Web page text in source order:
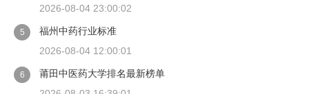
2026-08-04 23:00:02
5
福州中药行业标准
2026-08-04 12:00:01
6
莆田中医药大学排名最新榜单